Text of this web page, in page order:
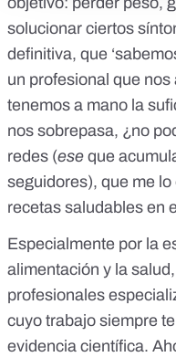
solucionar ciertos
definitiva, que
un profesional que
tenemos a mano la
nos sobrepasa, ¿no
redes (ese que
seguidores), que me lo
recetas saludables en
Especialmente por la
alimentación y la
profesionales
cuyo trabajo siempre
evidencia científica.